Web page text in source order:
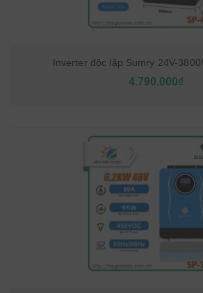
Inverter độc lập Sumry 24V-
4.790.000₫